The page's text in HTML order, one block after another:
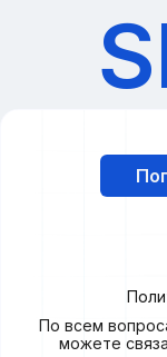
По всем
можете